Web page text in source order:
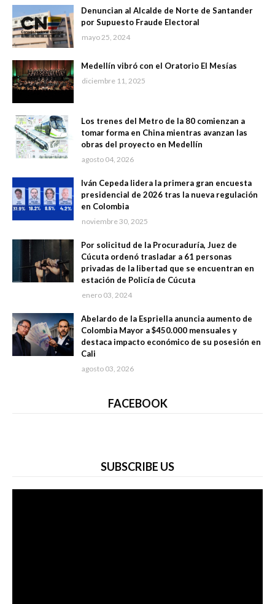
Denuncian al Alcalde de Norte de Santander
por Supuesto Fraude Electoral
mayo 25, 2024
Medellín vibró con el Oratorio El Mesías
diciembre 11, 2025
Los trenes del Metro de la 80 comienzan a
tomar forma en China mientras avanzan las
obras del proyecto en Medellín
agosto 04, 2026
Iván Cepeda lidera la primera gran encuesta
presidencial de 2026 tras la nueva regulación
en Colombia
noviembre 30, 2025
Por solicitud de la Procuraduría, Juez de
Cúcuta ordenó trasladar a 61 personas
privadas de la libertad que se encuentran en
estación de Policía de Cúcuta
enero 03, 2024
Abelardo de la Espriella anuncia aumento de
Colombia Mayor a $450.000 mensuales y
destaca impacto económico de su posesión en
Cali
agosto 03, 2026
FACEBOOK
SUBSCRIBE US